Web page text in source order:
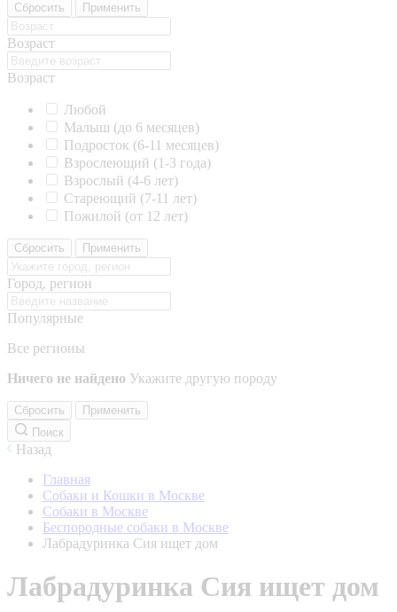
Сбросить Применить
Возраст
Возраст
Любой
Малыш (до 6 месяцев)
Подросток (6-11 месяцев)
Взрослеющий (1-3 года)
Взрослый (4-6 лет)
Стареющий (7-11 лет)
Пожилой (от 12 лет)
Сбросить Применить
Город, регион
Популярные
Все регионы
Ничего не найдено Укажите другую породу
Сбросить
Применить
Поиск
Назад
Главная
Собаки и Кошки в Москве
Собаки в Москве
Беспородные собаки в Москве
Лабрадуринка Сия ищет дом
Лабрадуринка Сия ищет дом